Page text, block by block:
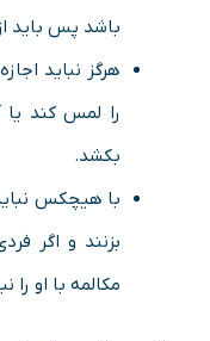
باشد پس باید
هرگز نباید
را لمس کند
بکشد.
با هیچکس
بزنند و اگر
مکالمه با او را